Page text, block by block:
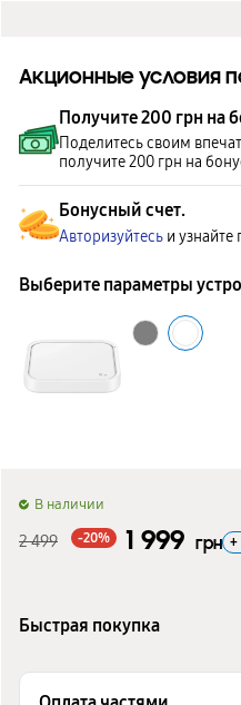
Акционные условия
Получите 200 грн на
Поделитесь своим
получите 200 грн на
Бонусный счет.
Авторизуйтесь и
Выберите параметры
B наличии
2 499 -20% 1 999 грн +
Быстрая покупка